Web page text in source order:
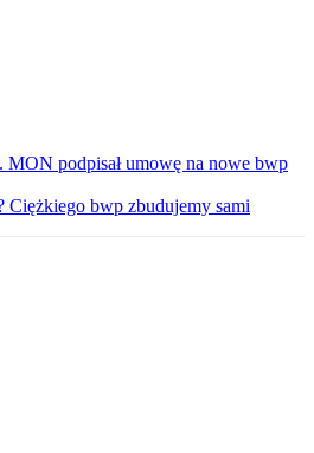
MON podpisał umowę na nowe bwp
Ciężkiego bwp zbudujemy sami